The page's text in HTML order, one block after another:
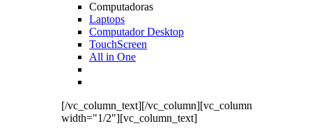
Computadoras
Laptops
Computador Desktop
TouchScreen
All in One
[/vc_column_text][/vc_column][vc_column
width="1/2"][vc_column_text]